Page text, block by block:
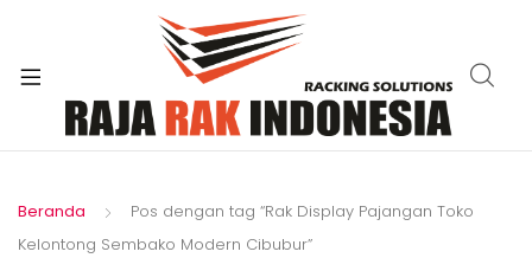
Beranda
Pos dengan tag “Rak Display Pajangan Toko
Kelontong Sembako Modern Cibubur”